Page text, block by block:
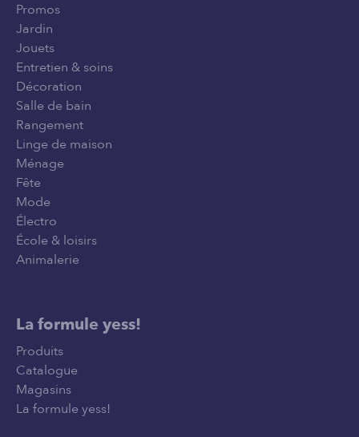
Promos
Jardin
Jouets
Entretien & soins
Décoration
Salle de bain
Rangement
Linge de maison
Ménage
Fête
Mode
Électro
École & loisirs
Animalerie
La formule yess!
Produits
Catalogue
Magasins
La formule yess!